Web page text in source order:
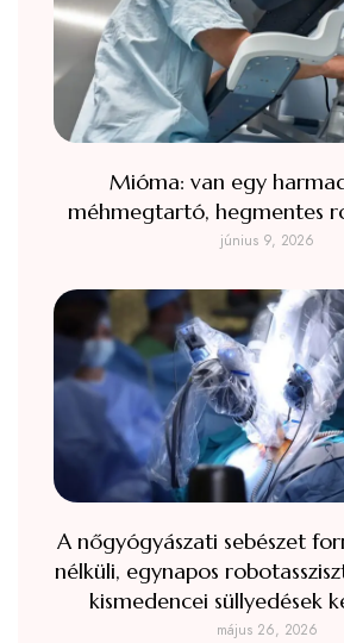
Mióma: van egy
méhmegtartó, hegmentes
június 9, 2026
A nőgyógyászati sebészet
nélküli, egynapos
kismedencei süllyedések
május 26, 2026